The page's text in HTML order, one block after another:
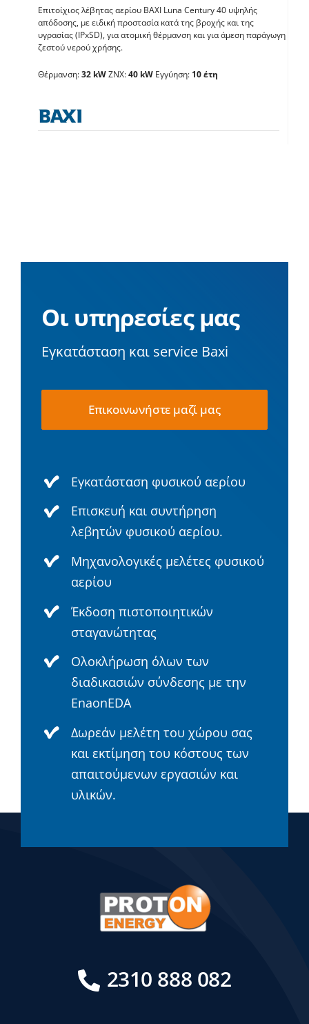
BAXI Luna Century 40
Λέβητες με άμεση παραγωγή ΖΝX
Επιτοίχιος λέβητας αερίου BAXI Luna Century 40 υψηλής
απόδοσης, με ειδική προστασία κατά της βροχής και της
υγρασίας (IPxSD), για ατομική θέρμανση και για άμεση παράγωγη
ζεστού νερού χρήσης.
Θέρμανση:32 kWΖΝΧ:40 kWΕγγύηση: 10 έτη
Οι υπηρεσίες μας
Εγκατάσταση και service Baxi
Επικοινωνήστε μαζί μας
Εγκατάσταση φυσικού αερίου
Επισκευή και συντήρηση
λεβητών φυσικού αερίου.
Μηχανολογικές μελέτες φυσικού
αερίου
Έκδοση πιστοποιητικών
σταγανώτητας
Ολοκλήρωση όλων των
διαδικασιών σύνδεσης με την
EnaonEDA
Δωρεάν μελέτη του χώρου σας
και εκτίμηση του κόστους των
απαιτούμενων εργασιών και
υλικών.
2310 888 082